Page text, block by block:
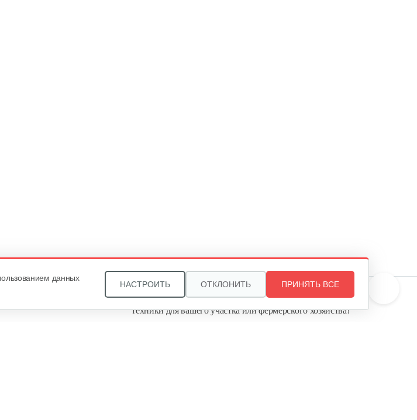
Звоните, и мы поможем подобрать идеальный вариант
техники для вашего участка или фермерского хозяйства!
данных
НАСТРОИТЬ ОТКЛОНИТЬ ПРИНЯТЬ ВСЕ